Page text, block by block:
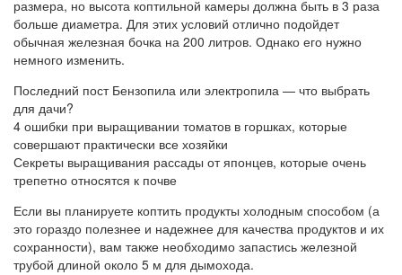
размера, но высота коптильной камеры должна быть в 3 раза
больше диаметра. Для этих условий отлично подойдет
обычная железная бочка на 200 литров. Однако его нужно
немного изменить.
Последний пост Бензопила или электропила — что выбрать
для дачи?
4 ошибки при выращивании томатов в горшках, которые
совершают практически все хозяйки
Секреты выращивания рассады от японцев, которые очень
трепетно ​​относятся к почве
Если вы планируете коптить продукты холодным способом (а
это гораздо полезнее и надежнее для качества продуктов и их
сохранности), вам также необходимо запастись железной
трубой длиной около 5 м для дымохода.